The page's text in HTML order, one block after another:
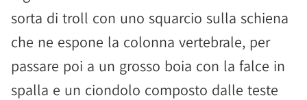
sorta di troll con uno squarcio sulla schiena
che ne espone la colonna vertebrale, per
passare poi a un grosso boia con la falce in
spalla e un ciondolo composto dalle teste